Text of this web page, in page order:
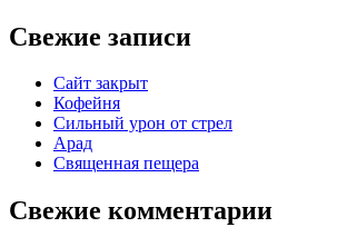
Свежие записи
Сайт закрыт
Кофейня
Cильный урон от стрел
Арад
Священная пещера
Свежие комментарии